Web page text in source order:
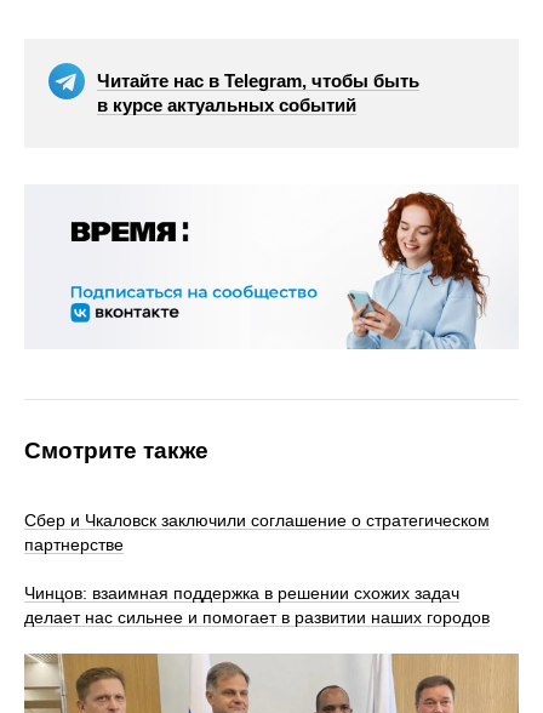
Читайте нас в Telegram, чтобы быть
в курсе актуальных событий
Смотрите также
Сбер и Чкаловск заключили соглашение о стратегическом
партнерстве
Чинцов: взаимная поддержка в решении схожих задач
делает нас сильнее и помогает в развитии наших городов